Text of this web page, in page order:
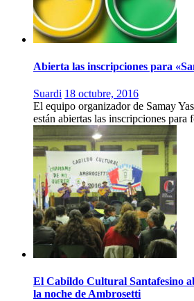
Abierta las inscripciones para
Suardi 18 octubre, 2016
El equipo organizador de Samay
están abiertas las inscripciones
El Cabildo Cultural Santafesino
la noche de Ambrosetti